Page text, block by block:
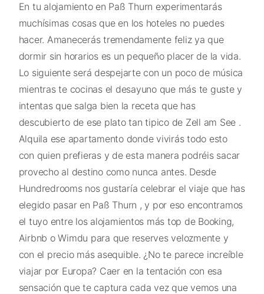
En tu alojamiento en Paß Thurn experimentarás
muchísimas cosas que en los hoteles no puedes
hacer. Amanecerás tremendamente feliz ya que
dormir sin horarios es un pequeño placer de la vida.
Lo siguiente será despejarte con un poco de música
mientras te cocinas el desayuno que más te guste y
intentas que salga bien la receta que has
descubierto de ese plato tan tipico de Zell am See .
Alquila ese apartamento donde vivirás todo esto
con quien prefieras y de esta manera podréis sacar
provecho al destino como nunca antes. Desde
Hundredrooms nos gustaría celebrar el viaje que has
elegido pasar en Paß Thurn , y por eso encontramos
el tuyo entre los alojamientos más top de Booking,
Airbnb o Wimdu para que reserves velozmente y
con el precio más asequible. ¿No te parece increíble
viajar por Europa? Caer en la tentación con esa
sensación que te captura cada vez que vemos una